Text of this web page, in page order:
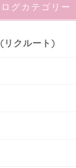
グカテゴリー
リクルート)